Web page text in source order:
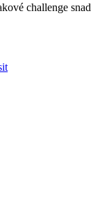
challenge snad